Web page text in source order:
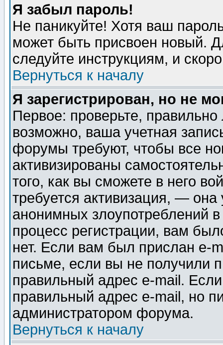
Я забыл пароль!
Не паникуйте! Хотя ваш
может быть присвоен новый.
следуйте инструкциям, и
Вернуться к началу
Я зарегистрирован, но не
Первое: проверьте,
возможно, ваша учетная
форумы требуют, чтобы все
активизированы
того, как вы сможете в него
требуется активизация, —
анонимных злоупотреблений
процесс регистрации, вам
нет. Если вам был прислан e-
письме, если вы не получили
правильный адрес e-mail.
правильный адрес e-mail, но
администратором форума.
Вернуться к началу